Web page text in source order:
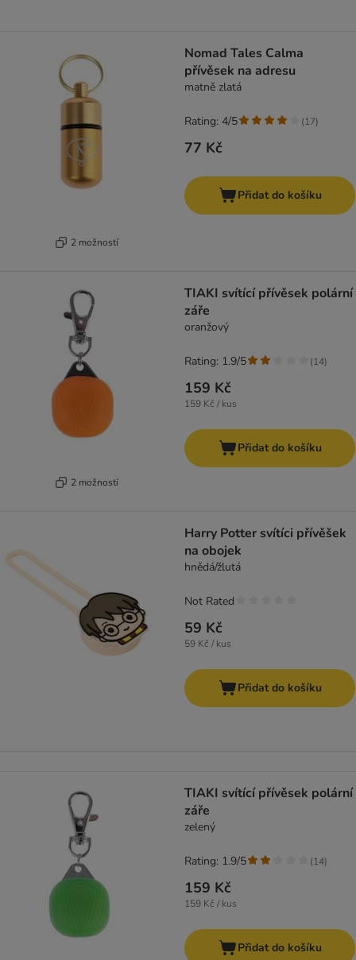
2 možností
Nomad Tales Calma
přívěsek na adresu
matně zlatá
77 Kč
Rating: 4/5 (17)
Přidat do košíku
2 možností
TIAKI svítící přívěsek polární
záře
oranžový
159 Kč
159 Kč / kus
Rating: 1.9/5 (14)
Přidat do košíku
Harry Potter svítíci přívěšek
na obojek
hnědá/žlutá
59 Kč
59 Kč / kus
Not Rated
Přidat do košíku
TIAKI svítící přívěsek polární
záře
zelený
159 Kč
159 Kč / kus
Rating: 1.9/5 (14)
Přidat do košíku